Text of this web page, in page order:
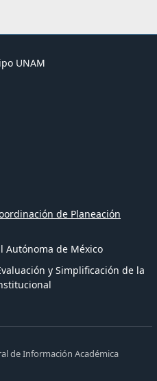
de Planeación
Autónoma de México
y Simplificación de la
de Información Académica